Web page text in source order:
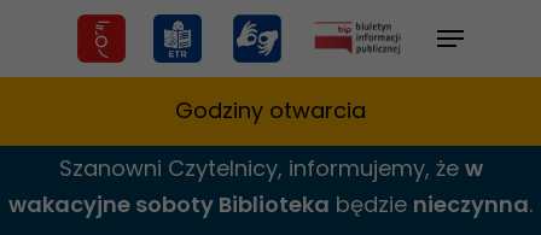
Menu
Godziny otwarcia
Szanowni Czytelnicy, informujemy, że w
wakacyjne soboty Biblioteka będzie nieczynna.